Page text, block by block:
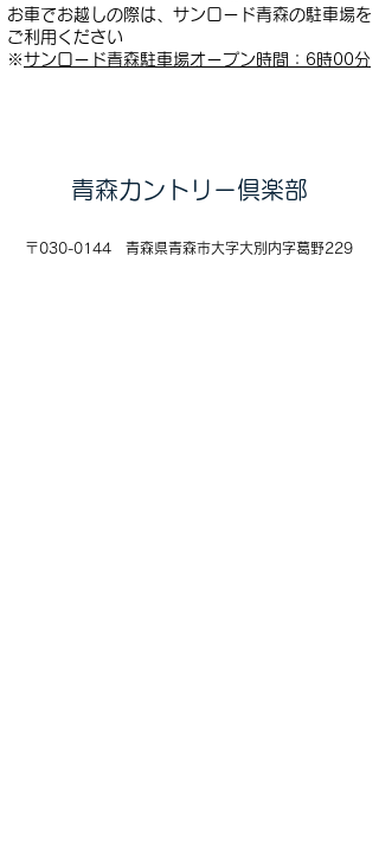
お車でお越しの際は、サンロード青森の駐車場を
ご利用ください
※サンロード青森駐車場オープン時間：6時00分
​青森カントリー倶楽部
〒030-0144 青森県青森市大字大別内字葛野229